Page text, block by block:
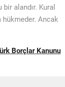
alandır. Kural
hükmeder. Ancak
Borçlar Kanunu